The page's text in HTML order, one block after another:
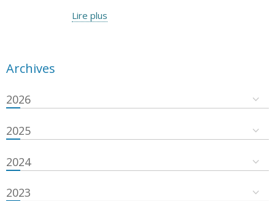
Lire plus
Archives
2026
2025
2024
2023